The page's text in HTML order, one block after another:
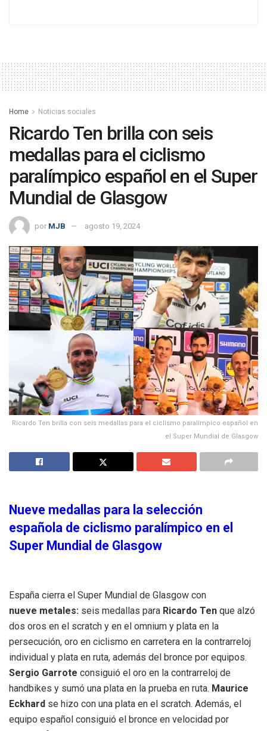
Home Noticias sociales
Ricardo Ten brilla con seis
medallas para el ciclismo
paralímpico español en el Super
Mundial de Glasgow
por MJB agosto 19, 2024
Ricardo Ten brilla con seis medallas para el ciclismo paralímpico español en
el Super Mundial de Glasgow
Nueve medallas para la selección
española de ciclismo paralímpico en el
Super Mundial de Glasgow
España cierra el Super Mundial de Glasgow con
nueve metales: seis medallas para Ricardo Ten que alzó
dos oros en el scratch y en el omnium y plata en la
persecución, oro en ciclismo en carretera en la contrarreloj
individual y plata en ruta, además del bronce por equipos.
Sergio Garrote consiguió el oro en la contrarreloj de
handbikes y sumó una plata en la prueba en ruta. Maurice
Eckhard se hizo con una plata en el scratch. Además, el
equipo español consiguió el bronce en velocidad por